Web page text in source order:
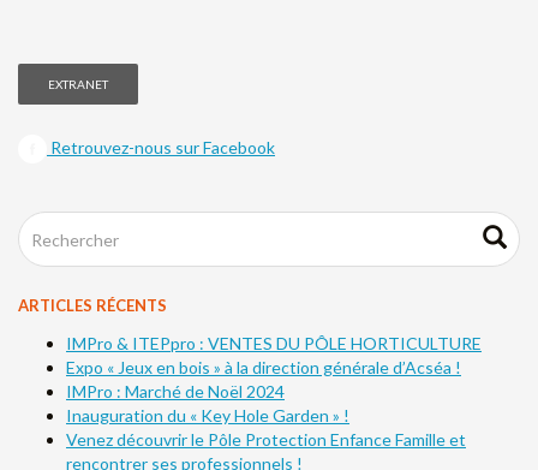
EXTRANET
Retrouvez-nous sur Facebook
ARTICLES RÉCENTS
IMPro & ITEPpro : VENTES DU PÔLE HORTICULTURE
Expo « Jeux en bois » à la direction générale d’Acséa !
IMPro : Marché de Noël 2024
Inauguration du « Key Hole Garden » !
Venez découvrir le Pôle Protection Enfance Famille et
rencontrer ses professionnels !